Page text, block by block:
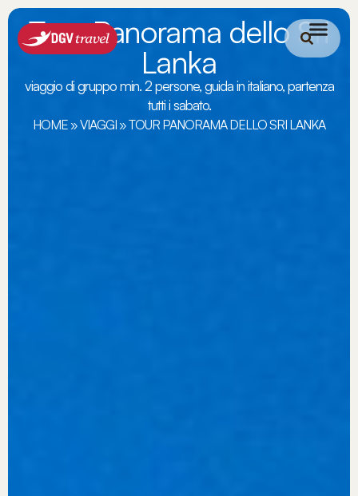
Tour Panorama dello Sri
Lanka
viaggio di gruppo min. 2 persone, guida in italiano, partenza
tutti i sabato.
HOME »VIAGGI »TOUR PANORAMA DELLO SRI LANKA